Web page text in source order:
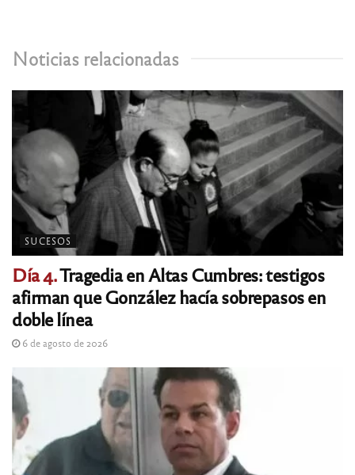
Noticias relacionadas
SUCESOS
Día 4.Tragedia en Altas Cumbres: testigos
afirman que González hacía sobrepasos en
doble línea
6 de agosto de 2026